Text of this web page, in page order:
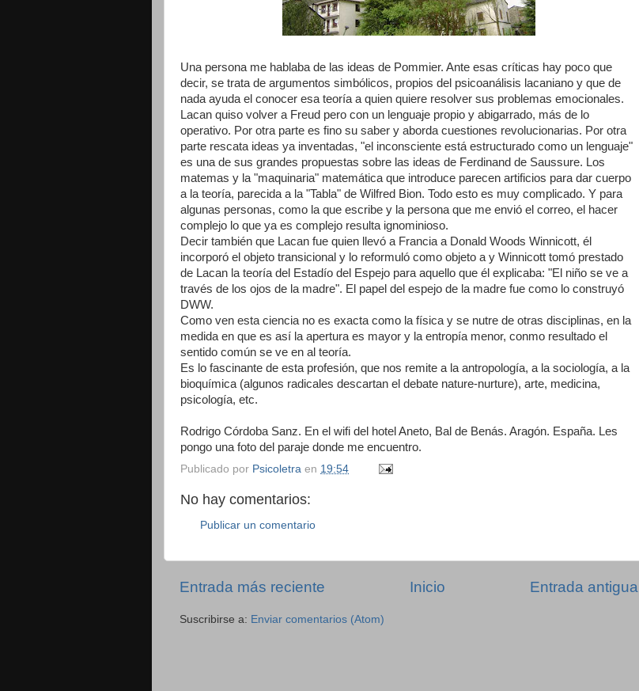
Una persona me hablaba de las ideas de Pommier. Ante esas críticas hay poco que
decir, se trata de argumentos simbólicos, propios del psicoanálisis lacaniano y que de
nada ayuda el conocer esa teoría a quien quiere resolver sus problemas emocionales.
Lacan quiso volver a Freud pero con un lenguaje propio y abigarrado, más de lo
operativo. Por otra parte es fino su saber y aborda cuestiones revolucionarias. Por otra
parte rescata ideas ya inventadas, "el inconsciente está estructurado como un lenguaje"
es una de sus grandes propuestas sobre las ideas de Ferdinand de Saussure. Los
matemas y la "maquinaria" matemática que introduce parecen artificios para dar cuerpo
a la teoría, parecida a la "Tabla" de Wilfred Bion. Todo esto es muy complicado. Y para
algunas personas, como la que escribe y la persona que me envió el correo, el hacer
complejo lo que ya es complejo resulta ignominioso.
Decir también que Lacan fue quien llevó a Francia a Donald Woods Winnicott, él
incorporó el objeto transicional y lo reformuló como objeto a y Winnicott tomó prestado
de Lacan la teoría del Estadío del Espejo para aquello que él explicaba: "El niño se ve a
través de los ojos de la madre". El papel del espejo de la madre fue como lo construyó
DWW.
Como ven esta ciencia no es exacta como la física y se nutre de otras disciplinas, en la
medida en que es así la apertura es mayor y la entropía menor, conmo resultado el
sentido común se ve en al teoría.
Es lo fascinante de esta profesión, que nos remite a la antropología, a la sociología, a la
bioquímica (algunos radicales descartan el debate nature-nurture), arte, medicina,
psicología, etc.
Rodrigo Córdoba Sanz. En el wifi del hotel Aneto, Bal de Benás. Aragón. España. Les
pongo una foto del paraje donde me encuentro.
Publicado por Psicoletra en 19:54
No hay comentarios:
Publicar un comentario
Entrada más reciente Entrada antigua
Inicio
Suscribirse a: Enviar comentarios (Atom)